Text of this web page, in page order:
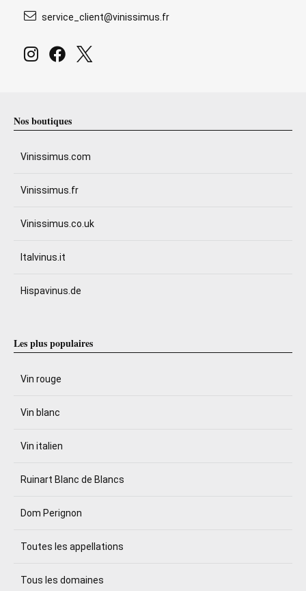
service_client@vinissimus.fr
Nos boutiques
Vinissimus.com
Vinissimus.fr
Vinissimus.co.uk
Italvinus.it
Hispavinus.de
Les plus populaires
Vin rouge
Vin blanc
Vin italien
Ruinart Blanc de Blancs
Dom Perignon
Toutes les appellations
Tous les domaines